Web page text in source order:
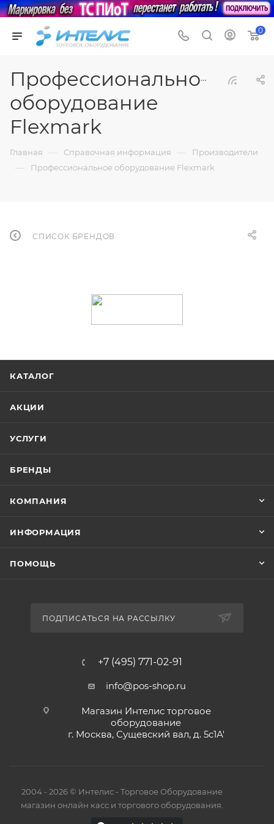
0
Профессиональное
оборудование
Flexmark
Главная — Справочная информация — Производители
— Профессиональное оборудование Flexmark
СПИСОК БРЕНДОВ
КАТАЛОГ
АКЦИИ
УСЛУГИ
БРЕНДЫ
КОМПАНИЯ
ИНФОРМАЦИЯ
ПОМОЩЬ
ПОДПИСАТЬСЯ НА РАССЫЛКУ
+7 (495) 771-02-91
info@pos-shop.ru
Магазин Интелис торговое
оборудование
г. Москва, Сущевский вал, д. 5с1А'
2004 - 2026 © Интелис - Торговое Оборудование
магазин онлайн касс и торгового оборудования.